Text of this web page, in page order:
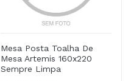
Mesa Posta Toalha De
Mesa Artemis 160x220
Sempre Limpa